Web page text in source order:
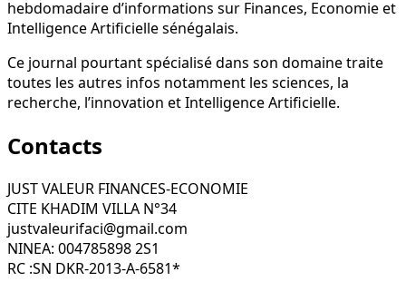
hebdomadaire d’informations sur Finances, Economie et
Intelligence Artificielle sénégalais.
Ce journal pourtant spécialisé dans son domaine traite
toutes les autres infos notamment les sciences, la
recherche, l’innovation et Intelligence Artificielle.
Contacts
JUST VALEUR FINANCES-ECONOMIE
CITE KHADIM VILLA N°34
justvaleurifaci@gmail.com
NINEA: 004785898 2S1
RC :SN DKR-2013-A-6581*